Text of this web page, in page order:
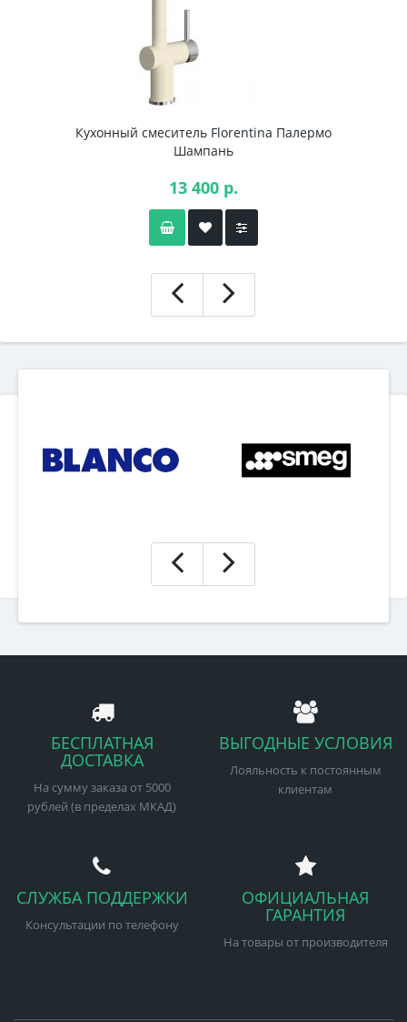
Кухонный смеситель Florentina Палермо
Шампань
13 400 р.
БЕСПЛАТНАЯ
ДОСТАВКА
На сумму заказа от 5000
рублей (в пределах МКАД)
ВЫГОДНЫЕ УСЛОВИЯ
Лояльность к постоянным
клиентам
СЛУЖБА ПОДДЕРЖКИ
Консультации по телефону
ОФИЦИАЛЬНАЯ
ГАРАНТИЯ
На товары от производителя